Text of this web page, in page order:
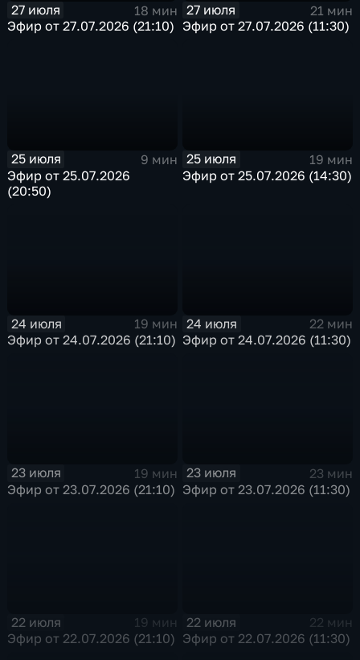
27 июля
18 мин
Эфир от 27.07.2026 (21:10)
27 июля
21 мин
Эфир от 27.07.2026 (11:30)
25 июля
9 мин
Эфир от 25.07.2026
(20:50)
25 июля
19 мин
Эфир от 25.07.2026 (14:30)
24 июля
19 мин
Эфир от 24.07.2026 (21:10)
24 июля
22 мин
Эфир от 24.07.2026 (11:30)
23 июля
19 мин
Эфир от 23.07.2026 (21:10)
23 июля
23 мин
Эфир от 23.07.2026 (11:30)
22 июля
19 мин
Эфир от 22.07.2026 (21:10)
22 июля
22 мин
Эфир от 22.07.2026 (11:30)